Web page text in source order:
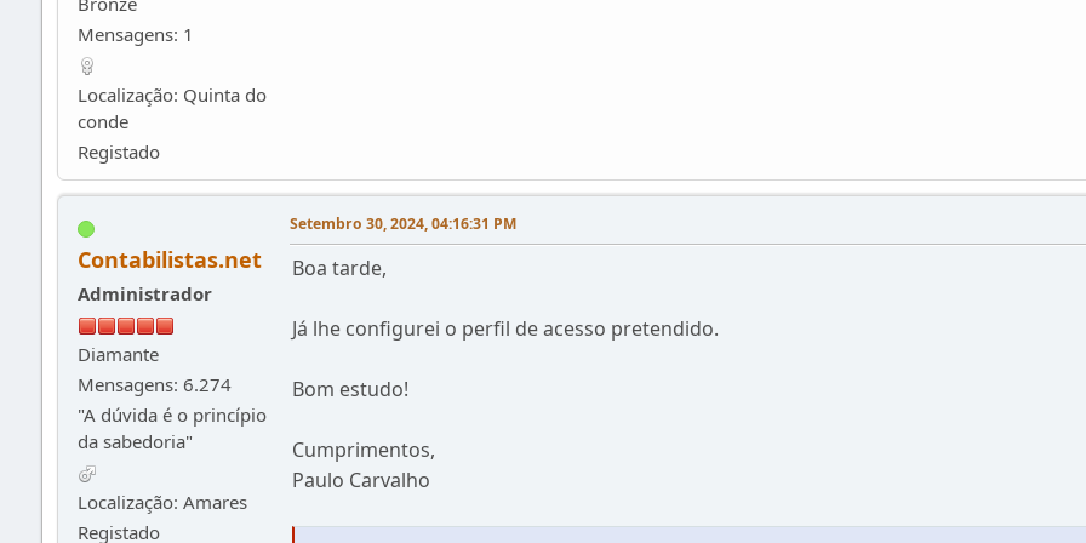
Mensagens: 1
Localização: Quinta do
conde
Registado
Contabilistas.net
Administrador
Diamante
Mensagens: 6.274
"A dúvida é o princípio
da sabedoria"
Localização: Amares
Registado
Setembro 30, 2024, 04:16:31 PM
Boa tarde,
Já lhe configurei o perfil de acesso pretendido.
Bom estudo!
Cumprimentos,
Paulo Carvalho